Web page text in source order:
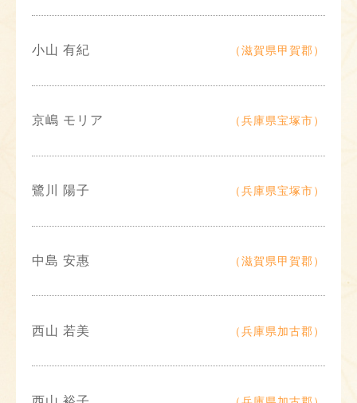
小山 有紀 （滋賀県甲賀郡）
京嶋 モリア （兵庫県宝塚市）
鷺川 陽子 （兵庫県宝塚市）
中島 安惠 （滋賀県甲賀郡）
西山 若美 （兵庫県加古郡）